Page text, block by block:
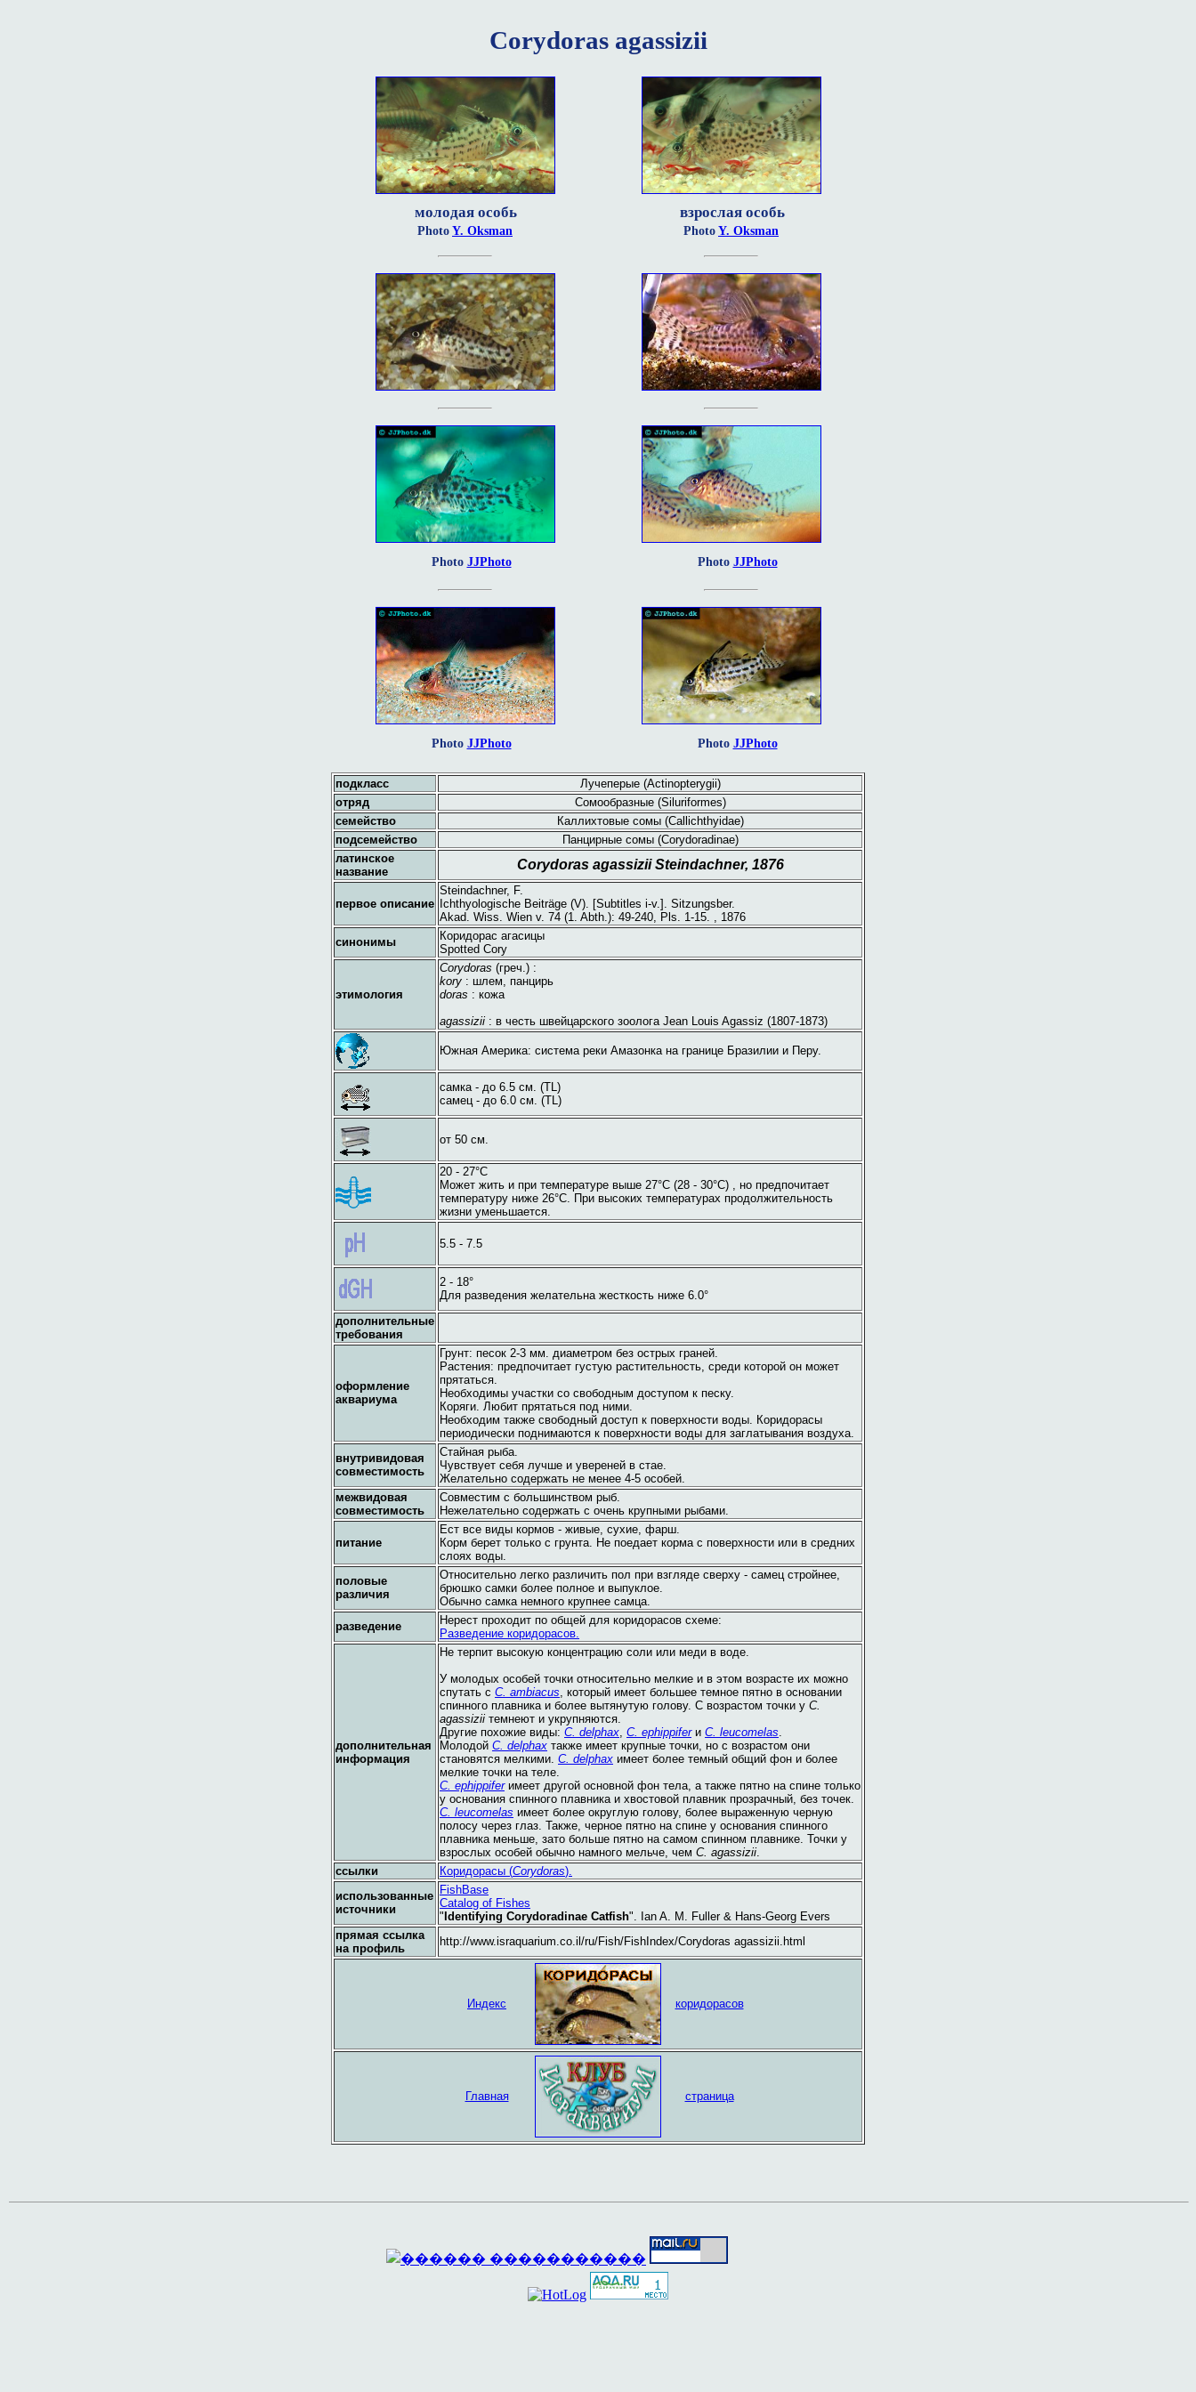
Corydoras agassizii
молодая особь
PhotoY. Oksman
взрослая особь
PhotoY. Oksman
Photo JJPhoto Photo JJPhoto
Photo JJPhoto Photo JJPhoto
подкласс
Лучеперые (Actinopterygii)
отряд
Сомообразные (Siluriformes)
семейство
Каллихтовые сомы (Callichthyidae)
подсемейство
Панцирные сомы (Corydoradinae)
латинское
название
Corydoras agassizii Steindachner, 1876
первое описание
Steindachner, F.
Ichthyologische Beiträge (V). [Subtitles i-v.]. Sitzungsber.
Akad. Wiss. Wien v. 74 (1. Abth.): 49-240, Pls. 1-15. , 1876
синонимы
Коридорас агасицы
Spotted Cory
этимология
Corydoras (греч.) :
kory : шлем, панцирь
doras : кожа
agassizii : в честь швейцарского зоолога Jean Louis Agassiz (1807-1873)
Южная Америка: система реки Амазонка на границе Бразилии и Перу.
самка - до 6.5 см. (TL)
самец - до 6.0 см. (TL)
от 50 см.
20 - 27°C
Может жить и при температуре выше 27°C (28 - 30°C) , но предпочитает
температуру ниже 26°C. При высоких температурах продолжительность
жизни уменьшается.
5.5 - 7.5
2 - 18°
Для разведения желательна жесткость ниже 6.0°
дополнительные
требования
оформление
аквариума
Грунт: песок 2-3 мм. диаметром без острых граней.
Растения: предпочитает густую растительность, среди которой он может
прятаться.
Необходимы участки со свободным доступом к песку.
Коряги. Любит прятаться под ними.
Необходим также свободный доступ к поверхности воды. Коридорасы
периодически поднимаются к поверхности воды для заглатывания воздуха.
внутривидовая
совместимость
Стайная рыба.
Чувствует себя лучше и увереней в стае.
Желательно содержать не менее 4-5 особей.
межвидовая
совместимость
Совместим с большинством рыб.
Нежелательно содержать с очень крупными рыбами.
питание
Ест все виды кормов - живые, сухие, фарш.
Корм берет только с грунта. Не поедает корма с поверхности или в средних
слоях воды.
половые
различия
Относительно легко различить пол при взгляде сверху - самец стройнее,
брюшко самки более полное и выпуклое.
Обычно самка немного крупнее самца.
разведение
Нерест проходит по общей для коридорасов схеме:
Разведение коридорасов.
дополнительная
информация
Не терпит высокую концентрацию соли или меди в воде.
У молодых особей точки относительно мелкие и в этом возрасте их можно
спутать с C. ambiacus, который имеет большее темное пятно в основании
спинного плавника и более вытянутую голову. С возрастом точки у C.
agassizii темнеют и укрупняются.
Другие похожие виды: C. delphax, C. ephippiferи C. leucomelas.
Молодой C. delphax также имеет крупные точки, но с возрастом они
становятся мелкими. C. delphax имеет более темный общий фон и более
мелкие точки на теле.
C. ephippiferимеет другой основной фон тела, а также пятно на спине только
у основания спинного плавника и хвостовой плавник прозрачный, без точек.
C. leucomelas имеет более округлую голову, более выраженную черную
полосу через глаз. Также, черное пятно на спине у основания спинного
плавника меньше, зато больше пятно на самом спинном плавнике. Точки у
взрослых особей обычно намного мельче, чем C. agassizii.
ссылки
Коридорасы (Corydoras).
использованные
источники
FishBase
Catalog of Fishes
" Identifying Corydoradinae Catfish". Ian A. M. Fuller & Hans-Georg Evers
прямая ссылка
на профиль
http://www.israquarium.co.il/ru/Fish/FishIndex/Corydoras agassizii.html
Индекс коридорасов
Главная страница